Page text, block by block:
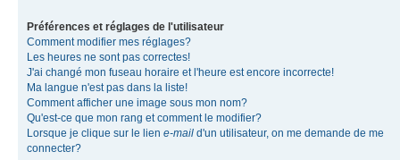
Préférences et réglages de l'utilisateur
Comment modifier mes réglages?
Les heures ne sont pas correctes!
J'ai changé mon fuseau horaire et l'heure est encore incorrecte!
Ma langue n'est pas dans la liste!
Comment afficher une image sous mon nom?
Qu'est-ce que mon rang et comment le modifier?
Lorsque je clique sur le lien e-mail d'un utilisateur, on me demande de me
connecter?